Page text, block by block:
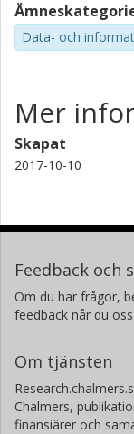
Data- och
Mer
Skapat
2017-10-10
Feedback och
Om du har frågor,
feedback når du
Om tjänsten
Chalmers,
finansiärer och